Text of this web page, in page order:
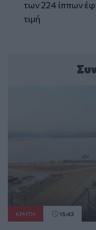
των 224 ίππων
τιμή
ΚΡΗΤΗ 15:43